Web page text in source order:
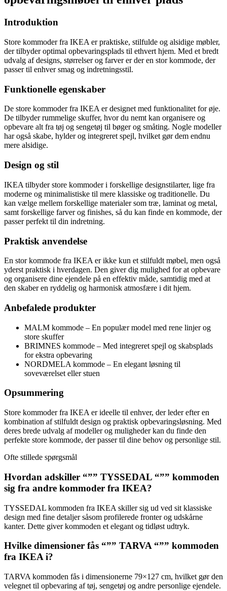
Introduktion
Store kommoder fra IKEA er praktiske, stilfulde og alsidige møbler,
der tilbyder optimal opbevaringsplads til ethvert hjem. Med et bredt
udvalg af designs, størrelser og farver er der en stor kommode, der
passer til enhver smag og indretningsstil.
Funktionelle egenskaber
De store kommoder fra IKEA er designet med funktionalitet for øje.
De tilbyder rummelige skuffer, hvor du nemt kan organisere og
opbevare alt fra tøj og sengetøj til bøger og småting. Nogle modeller
har også skabe, hylder og integreret spejl, hvilket gør dem endnu
mere alsidige.
Design og stil
IKEA tilbyder store kommoder i forskellige designstilarter, lige fra
moderne og minimalistiske til mere klassiske og traditionelle. Du
kan vælge mellem forskellige materialer som træ, laminat og metal,
samt forskellige farver og finishes, så du kan finde en kommode, der
passer perfekt til din indretning.
Praktisk anvendelse
En stor kommode fra IKEA er ikke kun et stilfuldt møbel, men også
yderst praktisk i hverdagen. Den giver dig mulighed for at opbevare
og organisere dine ejendele på en effektiv måde, samtidig med at
den skaber en ryddelig og harmonisk atmosfære i dit hjem.
Anbefalede produkter
MALM kommode – En populær model med rene linjer og
store skuffer
BRIMNES kommode – Med integreret spejl og skabsplads
for ekstra opbevaring
NORDMELA kommode – En elegant løsning til
soveværelset eller stuen
Opsummering
Store kommoder fra IKEA er ideelle til enhver, der leder efter en
kombination af stilfuldt design og praktisk opbevaringsløsning. Med
deres brede udvalg af modeller og muligheder kan du finde den
perfekte store kommode, der passer til dine behov og personlige stil.
Ofte stillede spørgsmål
Hvordan adskiller “”” TYSSEDAL “”” kommoden
sig fra andre kommoder fra IKEA?
TYSSEDAL kommoden fra IKEA skiller sig ud ved sit klassiske
design med fine detaljer såsom profilerede fronter og udskårne
kanter. Dette giver kommoden et elegant og tidløst udtryk.
Hvilke dimensioner fås “”” TARVA “”” kommoden
fra IKEA i?
TARVA kommoden fås i dimensionerne 79×127 cm, hvilket gør den
velegnet til opbevaring af tøj, sengetøj og andre personlige ejendele.